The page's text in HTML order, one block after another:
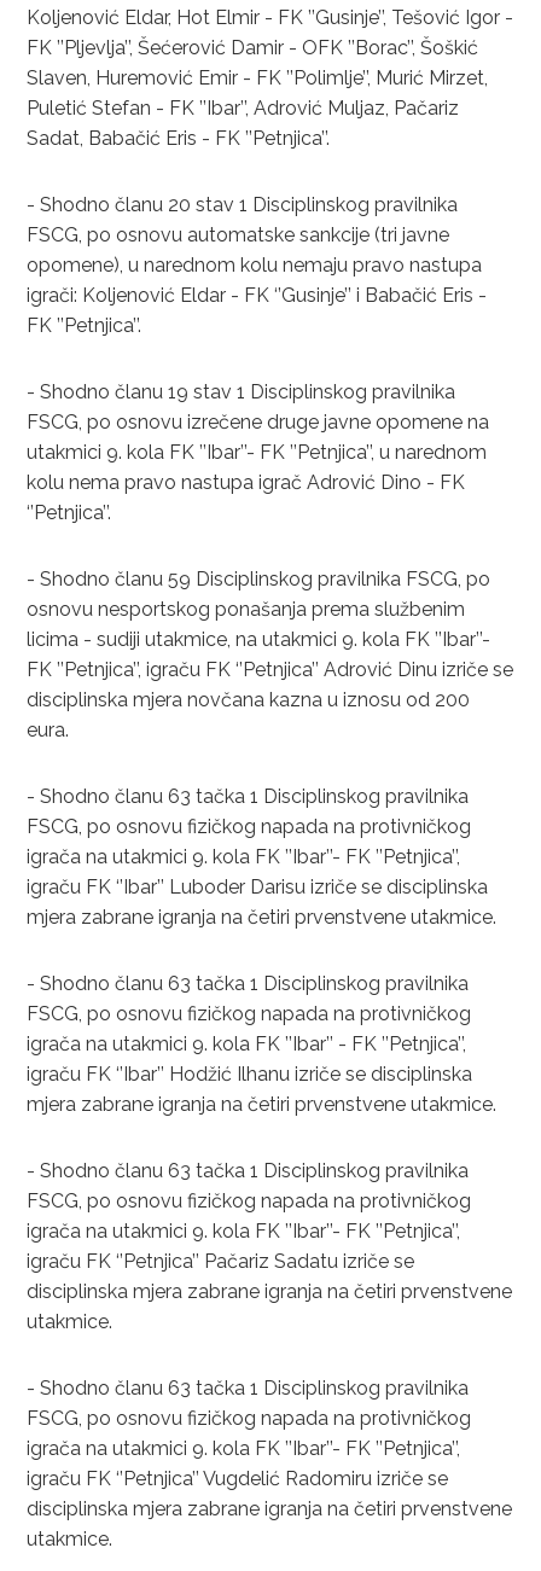
Koljenović Eldar, Hot Elmir - FK ’’Gusinje’’, Tešović Igor -
FK ’’Pljevlja’’, Šećerović Damir - OFK ’’Borac’’, Šoškić
Slaven, Huremović Emir - FK ’’Polimlje’’, Murić Mirzet,
Puletić Stefan - FK ’’Ibar’’, Adrović Muljaz, Pačariz
Sadat, Babačić Eris - FK ’’Petnjica’’.
- Shodno članu 20 stav 1 Disciplinskog pravilnika
FSCG, po osnovu automatske sankcije (tri javne
opomene), u narednom kolu nemaju pravo nastupa
igrači: Koljenović Eldar - FK ‘’Gusinje’’ i Babačić Eris -
FK ’’Petnjica’’.
- Shodno članu 19 stav 1 Disciplinskog pravilnika
FSCG, po osnovu izrečene druge javne opomene na
utakmici 9. kola FK ’’Ibar’’- FK ’’Petnjica’’, u narednom
kolu nema pravo nastupa igrač Adrović Dino - FK
‘’Petnjica’’.
- Shodno članu 59 Disciplinskog pravilnika FSCG, po
osnovu nesportskog ponašanja prema službenim
licima - sudiji utakmice, na utakmici 9. kola FK ’’Ibar’’-
FK ’’Petnjica’’, igraču FK ‘’Petnjica’’ Adrović Dinu izriče se
disciplinska mjera novčana kazna u iznosu od 200
eura.
- Shodno članu 63 tačka 1 Disciplinskog pravilnika
FSCG, po osnovu fizičkog napada na protivničkog
igrača na utakmici 9. kola FK ’’Ibar’’- FK ’’Petnjica’’,
igraču FK ‘’Ibar’’ Luboder Darisu izriče se disciplinska
mjera zabrane igranja na četiri prvenstvene utakmice.
- Shodno članu 63 tačka 1 Disciplinskog pravilnika
FSCG, po osnovu fizičkog napada na protivničkog
igrača na utakmici 9. kola FK ’’Ibar’’ - FK ’’Petnjica’’,
igraču FK ‘’Ibar’’ Hodžić Ilhanu izriče se disciplinska
mjera zabrane igranja na četiri prvenstvene utakmice.
- Shodno članu 63 tačka 1 Disciplinskog pravilnika
FSCG, po osnovu fizičkog napada na protivničkog
igrača na utakmici 9. kola FK ’’Ibar’’- FK ’’Petnjica’’,
igraču FK ‘’Petnjica’’ Pačariz Sadatu izriče se
disciplinska mjera zabrane igranja na četiri prvenstvene
utakmice.
- Shodno članu 63 tačka 1 Disciplinskog pravilnika
FSCG, po osnovu fizičkog napada na protivničkog
igrača na utakmici 9. kola FK ’’Ibar’’- FK ’’Petnjica’’,
igraču FK ‘’Petnjica’’ Vugdelić Radomiru izriče se
disciplinska mjera zabrane igranja na četiri prvenstvene
utakmice.